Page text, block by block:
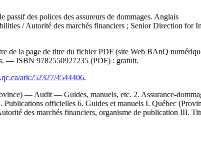
passif des polices des assureurs de dommages. Anglais
/ Autorité des marchés financiers ; Senior Direction for
de la page de titre du fichier PDF (site Web BAnQ
— ISBN 9782550927235 (PDF) : gratuit.
ark:/52327/4544406.
— Audit — Guides, manuels, etc. 2. Assurance-
officielles 6. Guides et manuels I. Québec
des marchés financiers, organisme de publication III.